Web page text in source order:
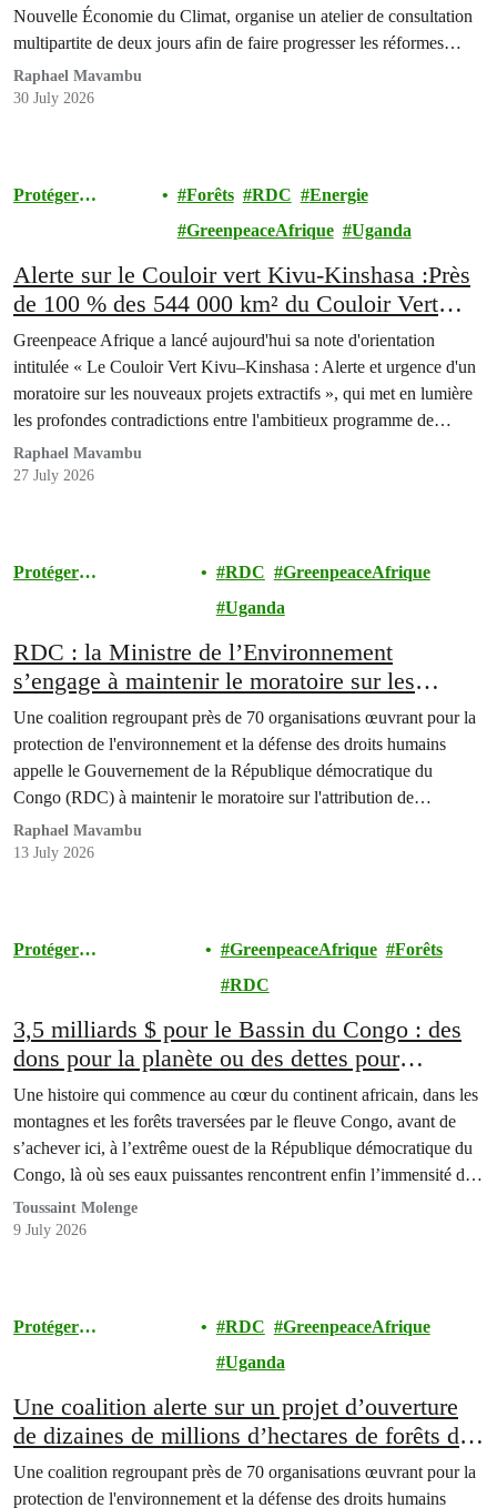
Nouvelle Économie du Climat, organise un atelier de consultation
multipartite de deux jours afin de faire progresser les réformes
politiques destinées à lutter contre la crise grandissante de la
pollution liée aux emballages plastiques en République
Raphael Mavambu
30 July 2026
Protéger
Forêts RDC
Energie
GreenpeaceAfrique
Uganda
Alerte sur le Couloir vert Kivu-Kinshasa :Près
de 100 % des 544 000 km² du Couloir Vert
Kivu–Kinshasa sont couverts par des blocs
pétroliers et des concessions minières.
Greenpeace Afrique a lancé aujourd'hui sa note d'orientation
intitulée « Le Couloir Vert Kivu–Kinshasa : Alerte et urgence d'un
moratoire sur les nouveaux projets extractifs », qui met en lumière
les profondes contradictions entre l'ambitieux programme de
conservation de la République Démocratique du Congo (RDC) et
la poursuite de l'expansion des activités pétrolières, gazières et…
Raphael Mavambu
27 July 2026
Protéger
RDC
GreenpeaceAfrique
Uganda
RDC : la Ministre de l’Environnement
s’engage à maintenir le moratoire sur les
nouvelles concessions forestières ; la société
civile appelle à des garanties durables pour les
forêts du Bassin du Congo.
Une coalition regroupant près de 70 organisations œuvrant pour la
protection de l'environnement et la défense des droits humains
appelle le Gouvernement de la République démocratique du
Congo (RDC) à maintenir le moratoire sur l'attribution de
nouvelles concessions forestières industrielles.
Raphael Mavambu
13 July 2026
Protéger
GreenpeaceAfrique
Forêts
RDC
3,5 milliards $ pour le Bassin du Congo : des
dons pour la planète ou des dettes pour
l’Afrique ?
Une histoire qui commence au cœur du continent africain, dans les
montagnes et les forêts traversées par le fleuve Congo, avant de
s’achever ici, à l’extrême ouest de la République démocratique du
Congo, là où ses eaux puissantes rencontrent enfin l’immensité de
l’océan Atlantique.
Toussaint Molenge
9 July 2026
Protéger
RDC
GreenpeaceAfrique
Uganda
Une coalition alerte sur un projet d’ouverture
de dizaines de millions d’hectares de forêts de
la RDC à l’exploitation forestière industrielle
Une coalition regroupant près de 70 organisations œuvrant pour la
protection de l'environnement et la défense des droits humains